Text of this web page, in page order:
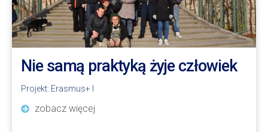
Nie samą praktyką żyje człowiek
Projekt: Erasmus+ I
zobacz więcej